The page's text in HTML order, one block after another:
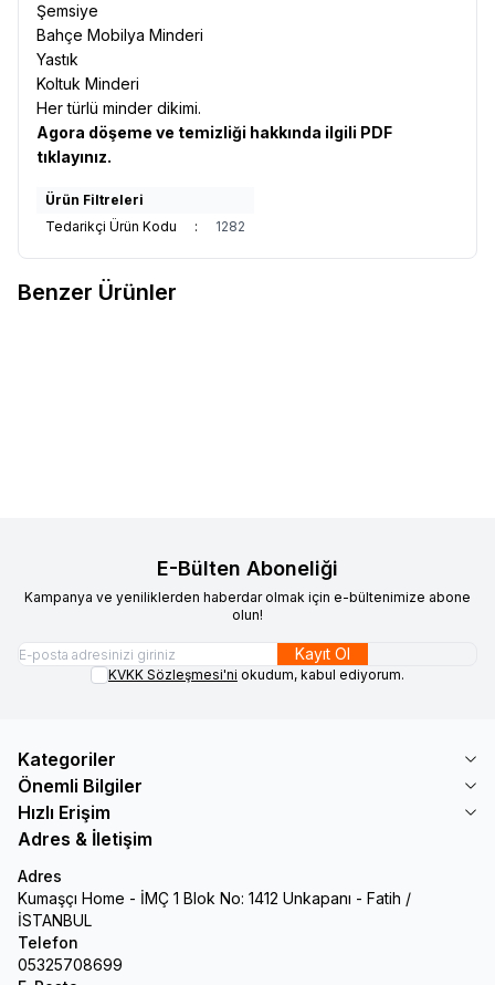
Şemsiye
Bahçe Mobilya Minderi
Yastık
Koltuk Minderi
Her türlü minder dikimi.
Agora döşeme ve temizliği hakkında ilgili PDF
tıklayınız.
Ürün Filtreleri
Tedarikçi Ürün Kodu
: 1282
Benzer Ürünler
E-Bülten Aboneliği
Kampanya ve yeniliklerden haberdar olmak için e-bültenimize abone
olun!
Kayıt Ol
KVKK Sözleşmesi'ni okudum, kabul ediyorum.
Kategoriler
Önemli Bilgiler
Hızlı Erişim
Adres & İletişim
Adres
Kumaşçı Home - İMÇ 1 Blok No: 1412 Unkapanı - Fatih /
İSTANBUL
Telefon
05325708699